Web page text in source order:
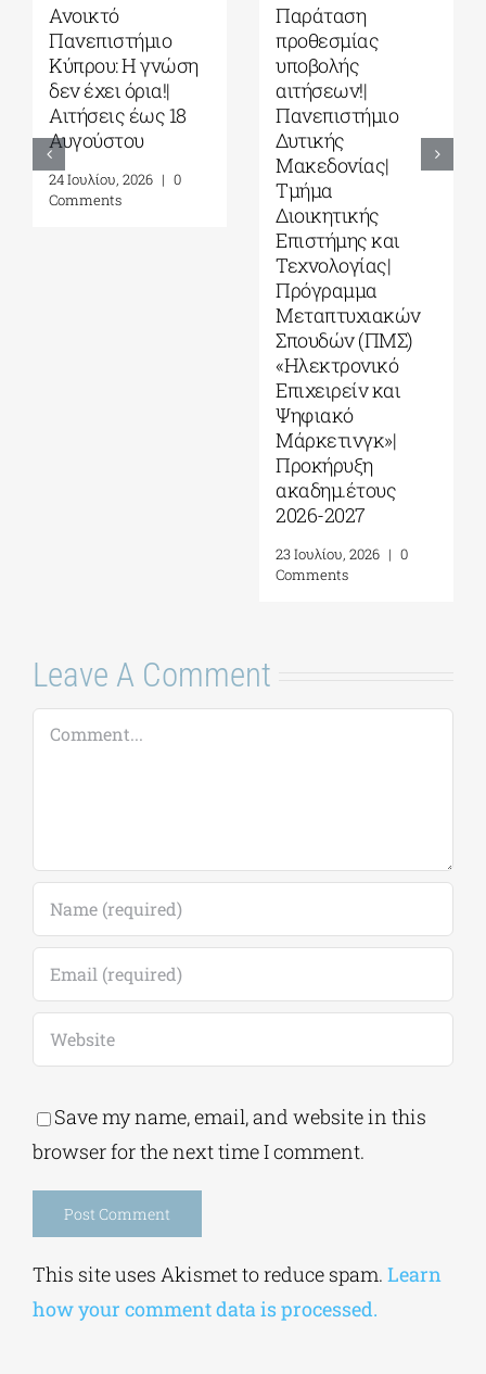
Ανοικτό
Πανεπιστήμιο
Κύπρου: Η γνώση
δεν έχει όρια!|
Αιτήσεις έως 18
Αυγούστου
24 Ιουλίου, 2026 | 0
Comments
Παράταση
προθεσμίας
υποβολής
αιτήσεων!|
Πανεπιστήμιο
Δυτικής
Μακεδονίας|
Τμήμα
Διοικητικής
Επιστήμης και
Τεχνολογίας|
Πρόγραμμα
Μεταπτυχιακών
Σπουδών (ΠΜΣ)
«Ηλεκτρονικό
Επιχειρείν και
Ψηφιακό
Μάρκετινγκ»|
Προκήρυξη
ακαδημ.έτους
2026-2027
23 Ιουλίου, 2026 | 0
Comments
Leave A Comment
Comment
Save my name, email, and website in this
browser for the next time I comment.
This site uses Akismet to reduce spam. Learn
how your comment data is processed.